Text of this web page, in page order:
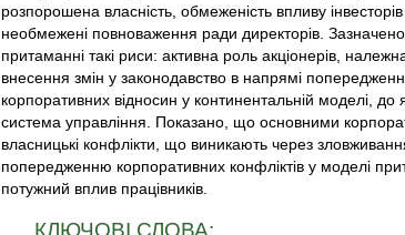
розпорошена власність, обмеженість впливу
необмежені повноваження ради директорів.
притаманні такі риси: активна роль акціонерів,
внесення змін у законодавство в напрямі
корпоративних відносин у континентальній моделі, до
система управління. Показано, що основними
власницькі конфлікти, що виникають через
попередженню корпоративних конфліктів у моделі
потужний вплив працівників.
КЛЮЧОВІ СЛОВА: